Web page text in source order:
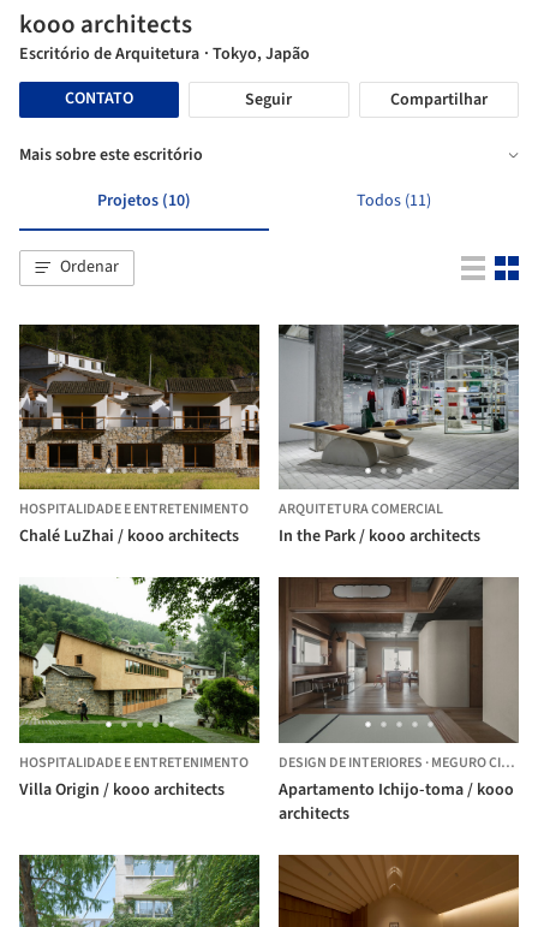
kooo architects
Escritório de Arquitetura · Tokyo, Japão
CONTATO
Seguir Compartilhar
Mais sobre este escritório
Projetos (10)
Todos (11)
Ordenar
HOSPITALIDADE E ENTRETENIMENTO
Chalé LuZhai / kooo architects
ARQUITETURA COMERCIAL
In the Park / kooo architects
HOSPITALIDADE E ENTRETENIMENTO
Villa Origin / kooo architects
DESIGN DE INTERIORES ·MEGURO CITY,
Apartamento Ichijo-toma / kooo
architects